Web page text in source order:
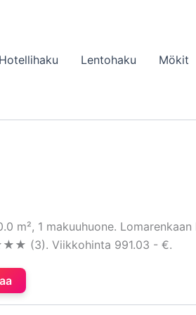
Hotellihaku Lentohaku Mökit
m², 1 makuuhuone.
(3). Viikkohinta 991.03 - €.